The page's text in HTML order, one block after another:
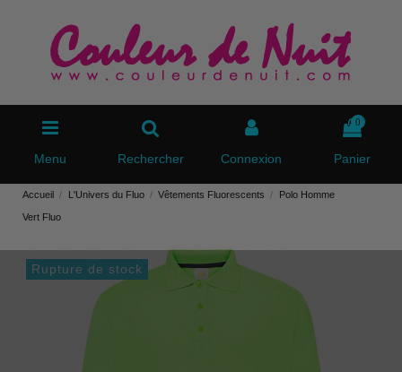
Menu Rechercher Connexion
0
Panier
Accueil L'Univers du Fluo Vêtements Fluorescents Polo Homme
Vert Fluo
Rupture de stock